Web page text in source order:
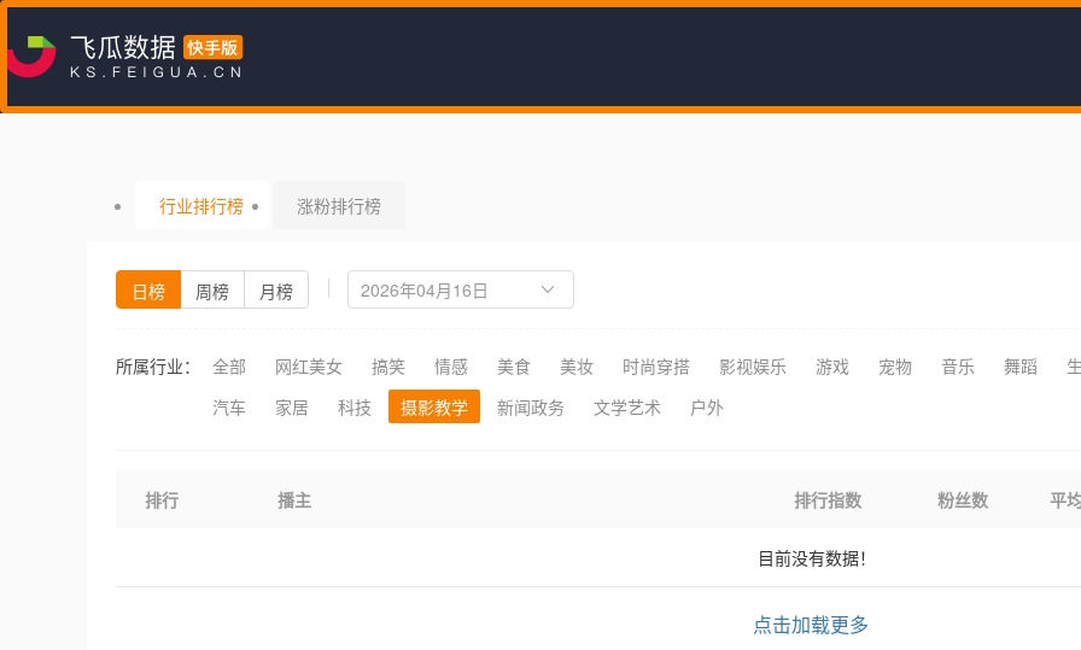
行业排行榜 涨粉排行榜
日榜 周榜 月榜
所属行业： 全部 网红美女 搞笑 情感 美食 美妆 时尚穿搭 影视娱乐 游戏 宠物 音乐 舞蹈
汽车
家居 科技 摄影教学 新闻政务 文学艺术 户外
排行 播主 排行指数 粉丝数 平
目前没有数据！
点击加载更多